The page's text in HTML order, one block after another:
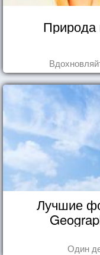
Природа
Лучшие
Один